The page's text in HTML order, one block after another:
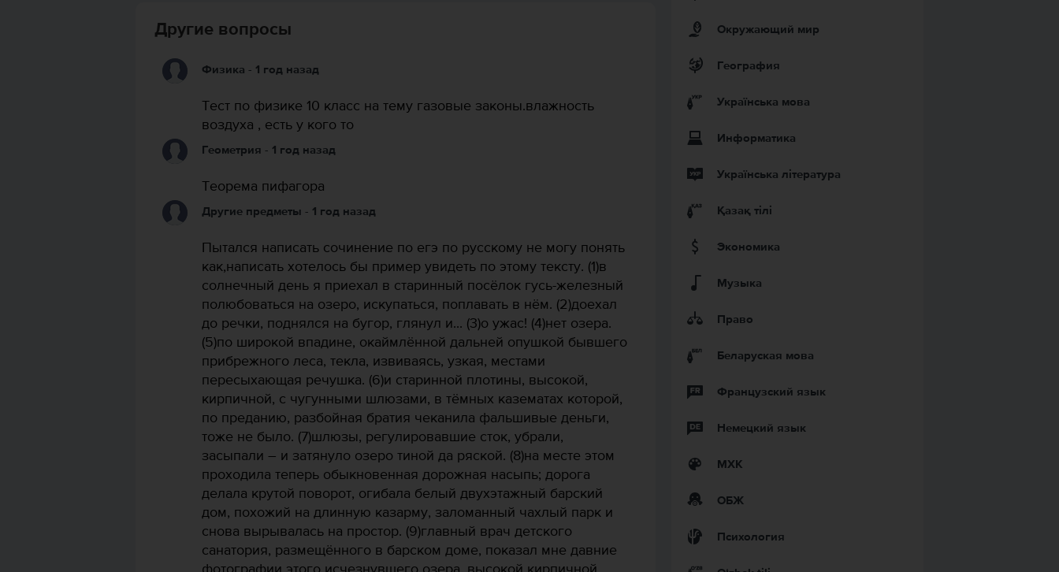
Другие вопросы
Физика - 1 год назад
Тест по физике 10 класс на тему газовые законы.влажность
воздуха , есть у кого то
Геометрия - 1 год назад
Теорема пифагора
Другие предметы - 1 год назад
Пытался написать сочинение по егэ по русскому не могу понять
как,написать хотелось бы пример увидеть по этому тексту. (1)в
солнечный день я приехал в старинный посёлок гусь-железный
полюбоваться на озеро, искупаться, поплавать в нём. (2)доехал
до речки, поднялся на бугор, глянул и... (3)о ужас! (4)нет озера.
(5)по широкой впадине, окаймлённой дальней опушкой бывшего
прибрежного леса, текла, извиваясь, узкая, местами
пересыхающая речушка. (6)и старинной плотины, высокой,
кирпичной, с чугунными шлюзами, в тёмных казематах которой,
по преданию, разбойная братия чеканила фальшивые деньги,
тоже не было. (7)шлюзы, регулировавшие сток, убрали,
засыпали – и затянуло озеро тиной да ряской. (8)на месте этом
проходила теперь обыкновенная дорожная насыпь; дорога
делала крутой поворот, огибала белый двухэтажный барский
дом, похожий на длинную казарму, заломанный чахлый парк и
снова вырывалась на простор. (9)главный врач детского
санатория, размещённого в барском доме, показал мне давние
Окружающий мир
География
Українська мова
Информатика
Українська література
Қазақ тiлi
Экономика
Музыка
Право
Беларуская мова
Французский язык
Немецкий язык
МХК
ОБЖ
Психология